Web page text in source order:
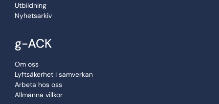
Utbildning
Nyhetsarkiv
g-ACK
Om oss
Lyftsäkerhet i samverkan
Arbeta hos oss
Allmänna villkor